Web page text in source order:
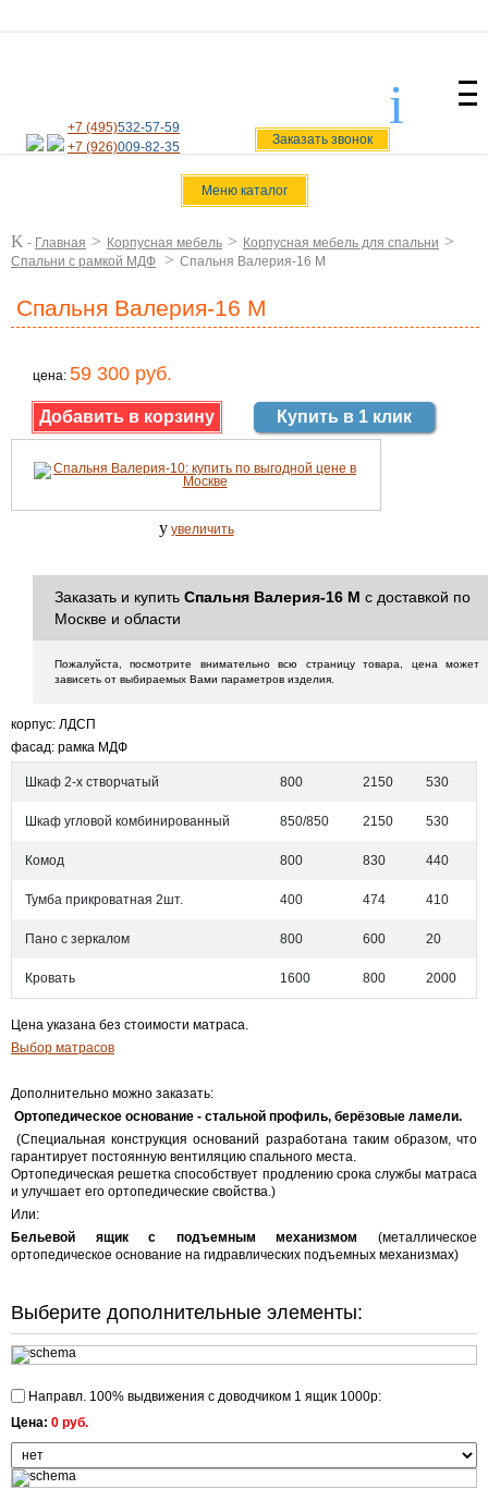
+7 (495)532-57-59
+7 (926)009-82-35 Заказать звонок
i
Меню каталог
K - Главная > Корпусная мебель > Корпусная мебель для спальни >
Спальни с рамкой МДФ > Спальня Валерия-16 М
Спальня Валерия-16 М
цена: 59 300 руб.
Купить в 1 клик
y увеличить
Заказать и купить Спальня Валерия-16 М с доставкой по
Москве и области
Пожалуйста, посмотрите внимательно всю страницу товара, цена может
зависеть от выбираемых Вами параметров изделия.
корпус: ЛДСП
фасад: рамка МДФ
Шкаф 2-х створчатый 800 2150 530
Шкаф угловой комбинированный 850/850 2150 530
Комод 800 830 440
Тумба прикроватная 2шт. 400 474 410
Пано с зеркалом 800 600 20
Кровать 1600 800 2000
Цена указана без стоимости матраса.
Выбор матрасов
Дополнительно можно заказать:
Ортопедическое основание - стальной профиль, берёзовые ламели.
(Специальная конструкция оснований разработана таким образом, что
гарантирует постоянную вентиляцию спального места.
Ортопедическая решетка способствует продлению срока службы матраса
и улучшает его ортопедические свойства.)
Или:
Бельевой ящик с подъемным механизмом
(металлическое
ортопедическое основание на гидравлических подъемных механизмах)
Выберите дополнительные элементы:
Направл. 100% выдвижения с доводчиком 1 ящик 1000р:
Цена: 0 руб.